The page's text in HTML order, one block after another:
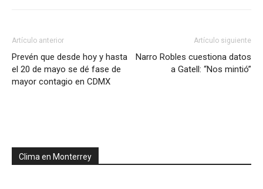
Artículo anterior
Prevén que desde hoy y hasta
el 20 de mayo se dé fase de
mayor contagio en CDMX
Artículo siguiente
Narro Robles cuestiona datos
a Gatell: “Nos mintió”
Clima en Monterrey